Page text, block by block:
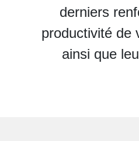
derniers
productivité de
ainsi que